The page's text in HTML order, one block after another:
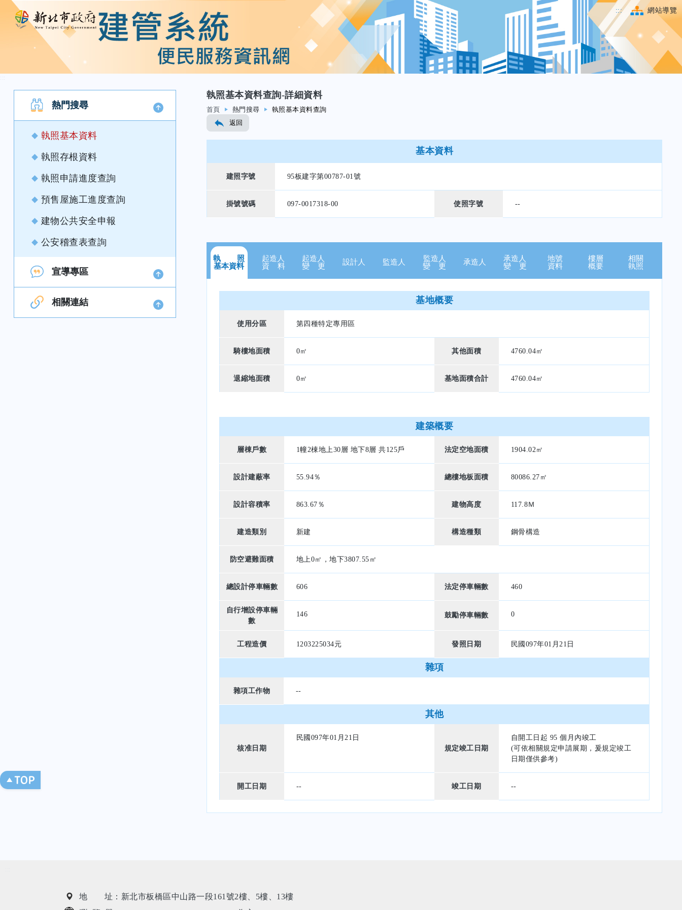
::: 網站導覽
熱門搜尋
執照基本資料
執照存根資料
執照申請進度查詢
預售屋施工進度查詢
建物公共安全申報
公安稽查表查詢
宣導專區
相關連結
執照基本資料查詢-詳細資料
首頁 熱門搜尋
執照基本資料查詢
返回
基本資料
建照字號 95板建字第00787-01號
掛號號碼 097-0017318-00 使照字號 --
執 照
基本資料
起造人
資 料
起造人
變 更
設計人 監造人
監造人
變 更
承造人
承造人
變 更
地號
資料
樓層
概要
相關
執照
基地概要
使用分區 第四種特定專用區
騎樓地面積 0㎡ 其他面積 4760.04㎡
退縮地面積 0㎡ 基地面積合計 4760.04㎡
建築概要
層棟戶數 1幢2棟地上30層 地下8層 共125戶 法定空地面積 1904.02㎡
設計建蔽率 55.94％ 總樓地板面積 80086.27㎡
設計容積率 863.67％ 建物高度 117.8Ｍ
建造類別 新建 構造種類 鋼骨構造
防空避難面積 地上0㎡，地下3807.55㎡
總設計停車輛數 606 法定停車輛數 460
自行增設停車輛
數
146 鼓勵停車輛數 0
工程造價 1203225034元 發照日期 民國097年01月21日
雜項
雜項工作物 --
其他
核准日期
民國097年01月21日
規定竣工日期
自開工日起 95 個月內竣工
(可依相關規定申請展期，爰規定竣工
日期僅供參考)
開工日期 -- 竣工日期 --
地 址：新北市板橋區中山路一段161號2樓、5樓、13樓